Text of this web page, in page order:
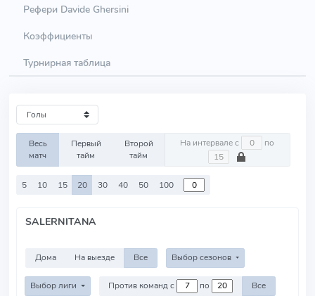
Рефери Davide Ghersini
Коэффициенты
Турнирная таблица
Весь
матч
Первый
тайм
Второй
тайм
На интервале с по
5 10 15 20 30 40 50 100
SALERNITANA
Дома На выезде Все Выбор сезонов
Выбор лиги Против команд с по Все